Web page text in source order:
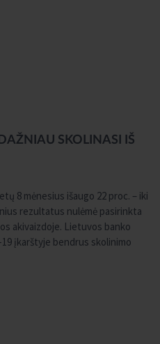
SKOLINASI IŠ
8 mėnesius išaugo 22 proc. – iki
rezultatus nulėmė pasirinkta
akivaizdoje. Lietuvos banko
įkarštyje bendrus skolinimo